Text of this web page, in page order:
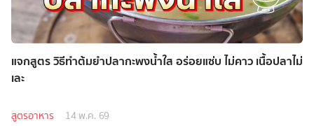
แจกสูตร วิธีทำต้มยำปลากะพงน้ำใส อร่อยแซ่บ ไม่คาว เนื้อปลาไม่
เละ
สูตรอาหาร 14 พ.ค. 69